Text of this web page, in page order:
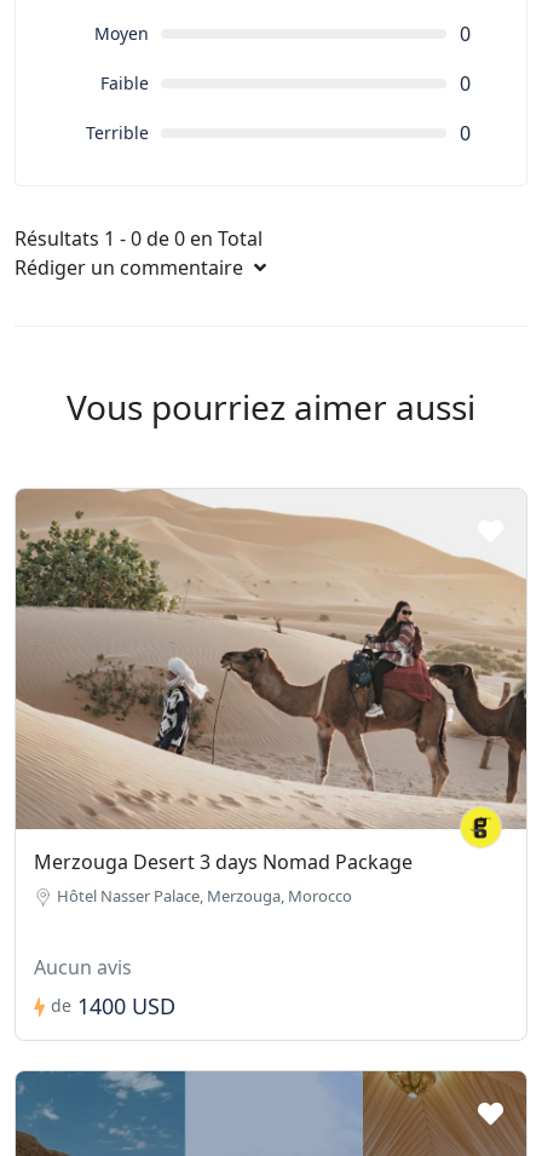
Moyen 0
Faible 0
Terrible 0
Résultats 1 - 0 de 0 en Total
Rédiger un commentaire
Vous pourriez aimer aussi
Merzouga Desert 3 days Nomad Package
Hôtel Nasser Palace, Merzouga, Morocco
Aucun avis
de 1400 USD